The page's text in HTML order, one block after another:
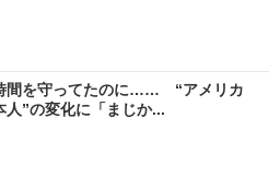
間を守ってたのに…… “アメリカ
人”の変化に「まじか...